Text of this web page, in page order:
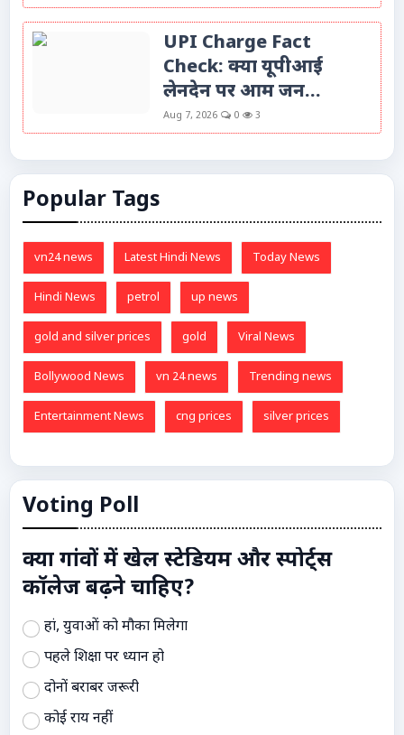
UPI Charge Fact
Check: क्या यूपीआई
लेनदेन पर आम जन...
Aug 7, 2026 0 3
Popular Tags
vn24 news Latest Hindi News Today News
Hindi News petrol up news
gold and silver prices gold Viral News
Bollywood News vn 24 news Trending news
Entertainment News cng prices silver prices
Voting Poll
क्या गांवों में खेल स्टेडियम और स्पोर्ट्स
कॉलेज बढ़ने चाहिए?
हां, युवाओं को मौका मिलेगा
पहले शिक्षा पर ध्यान हो
दोनों बराबर जरूरी
कोई राय नहीं